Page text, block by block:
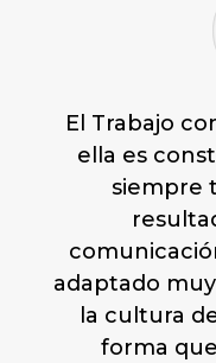
El Trabajo
ella es
siempre
adaptado
la cultura
forma